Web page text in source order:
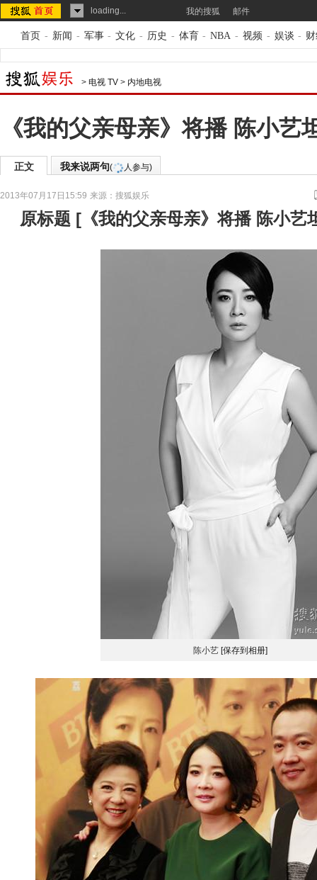
loading... 我的搜狐 邮件
首页 - 新闻 - 军事 - 文化 - 历史 - 体育 - NBA - 视频 - 娱谈 -
> 电视 TV > 内地电视
《我的父亲母亲》将播 陈小艺
正文 我来说两句( 人参与)
2013年07月17日15:59 来源： 搜狐娱乐
原标题 [ 《我的父亲母亲》将播 陈小艺
陈小艺 [保存到相册]